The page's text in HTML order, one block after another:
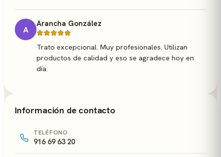
A
Arancha González
Trato excepcional. Muy profesionales. Utilizan
productos de calidad y eso se agradece hoy en
día.
Información de contacto
TELÉFONO
916 69 63 20